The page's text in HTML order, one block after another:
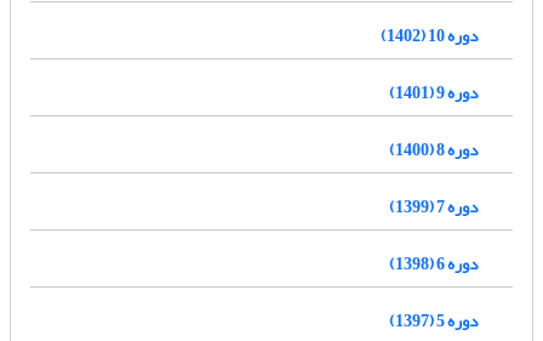
دوره 10 (1402)
دوره 9 (1401)
دوره 8 (1400)
دوره 7 (1399)
دوره 6 (1398)
دوره 5 (1397)